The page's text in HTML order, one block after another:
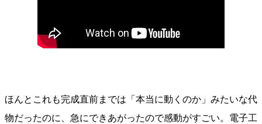
ほんとこれも完成直前までは「本当に動くのか」みたいな代
物だったのに、急にできあがったので感動がすごい。電子工